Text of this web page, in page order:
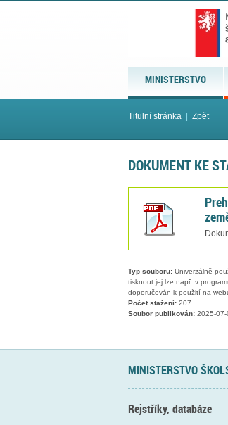
MINISTERSTVO
Titulní stránka Zpět
DOKUMENT KE
Typ souboru: Univerzálně
tisknout jej lze např. v
doporučován k použití na
Počet stažení: 207
Soubor publikován: 2025-
MINISTERSTVO
Rejstříky, databáze